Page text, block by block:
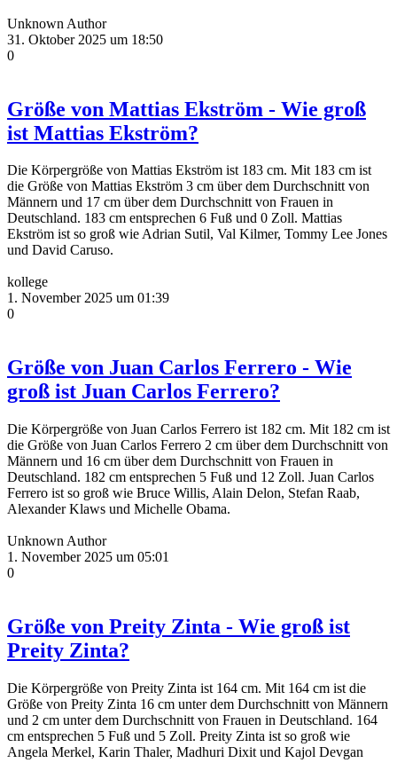
Unknown Author
31. Oktober 2025 um 18:50
0
Größe von Mattias Ekström - Wie groß
ist Mattias Ekström?
Die Körpergröße von Mattias Ekström ist 183 cm. Mit 183 cm ist
die Größe von Mattias Ekström 3 cm über dem Durchschnitt von
Männern und 17 cm über dem Durchschnitt von Frauen in
Deutschland. 183 cm entsprechen 6 Fuß und 0 Zoll. Mattias
Ekström ist so groß wie Adrian Sutil, Val Kilmer, Tommy Lee Jones
und David Caruso.
kollege
1. November 2025 um 01:39
0
Größe von Juan Carlos Ferrero - Wie
groß ist Juan Carlos Ferrero?
Die Körpergröße von Juan Carlos Ferrero ist 182 cm. Mit 182 cm ist
die Größe von Juan Carlos Ferrero 2 cm über dem Durchschnitt von
Männern und 16 cm über dem Durchschnitt von Frauen in
Deutschland. 182 cm entsprechen 5 Fuß und 12 Zoll. Juan Carlos
Ferrero ist so groß wie Bruce Willis, Alain Delon, Stefan Raab,
Alexander Klaws und Michelle Obama.
Unknown Author
1. November 2025 um 05:01
0
Größe von Preity Zinta - Wie groß ist
Preity Zinta?
Die Körpergröße von Preity Zinta ist 164 cm. Mit 164 cm ist die
Größe von Preity Zinta 16 cm unter dem Durchschnitt von Männern
und 2 cm unter dem Durchschnitt von Frauen in Deutschland. 164
cm entsprechen 5 Fuß und 5 Zoll. Preity Zinta ist so groß wie
Angela Merkel, Karin Thaler, Madhuri Dixit und Kajol Devgan